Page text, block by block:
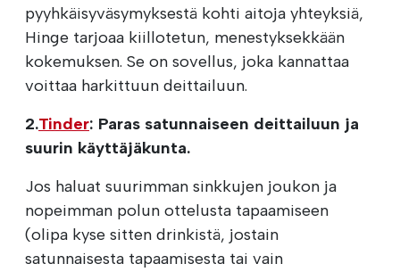
pyyhkäisyväsymyksestä kohti aitoja yhteyksiä,
Hinge tarjoaa kiillotetun, menestyksekkään
kokemuksen. Se on sovellus, joka kannattaa
voittaa harkittuun deittailuun.
2.Tinder: Paras satunnaiseen deittailuun ja
suurin käyttäjäkunta.
Jos haluat suurimman sinkkujen joukon ja
nopeimman polun ottelusta tapaamiseen
(olipa kyse sitten drinkistä, jostain
satunnaisesta tapaamisesta tai vain